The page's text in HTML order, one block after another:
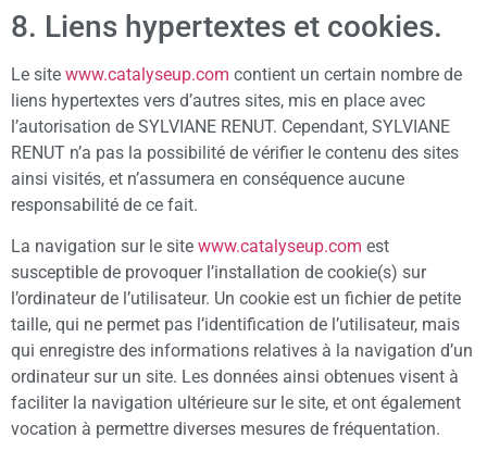
8. Liens hypertextes et cookies.
Le site www.catalyseup.com contient un certain nombre de
liens hypertextes vers d’autres sites, mis en place avec
l’autorisation de SYLVIANE RENUT. Cependant, SYLVIANE
RENUT n’a pas la possibilité de vérifier le contenu des sites
ainsi visités, et n’assumera en conséquence aucune
responsabilité de ce fait.
La navigation sur le site www.catalyseup.com est
susceptible de provoquer l’installation de cookie(s) sur
l’ordinateur de l’utilisateur. Un cookie est un fichier de petite
taille, qui ne permet pas l’identification de l’utilisateur, mais
qui enregistre des informations relatives à la navigation d’un
ordinateur sur un site. Les données ainsi obtenues visent à
faciliter la navigation ultérieure sur le site, et ont également
vocation à permettre diverses mesures de fréquentation.